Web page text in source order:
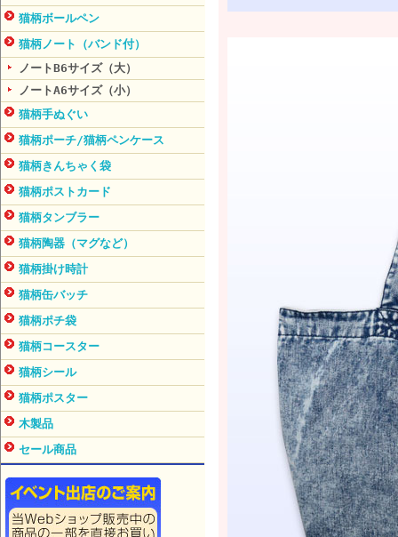
猫柄ボールペン
猫柄ノート（バンド付）
ノートB6サイズ（大）
ノートA6サイズ（小）
猫柄手ぬぐい
猫柄ポーチ/猫柄ペンケース
猫柄きんちゃく袋
猫柄ポストカード
猫柄タンブラー
猫柄陶器（マグなど）
猫柄掛け時計
猫柄缶バッチ
猫柄ポチ袋
猫柄コースター
猫柄シール
猫柄ポスター
木製品
セール商品